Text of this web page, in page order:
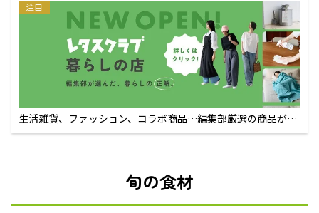
注目
生活雑貨、ファッション、コラボ商品…編集部厳選の商品が買
えるECサイト
旬の食材